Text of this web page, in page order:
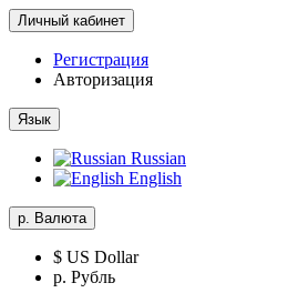
Личный кабинет
Регистрация
Авторизация
Язык
Russian
English
р. Валюта
$ US Dollar
р. Рубль